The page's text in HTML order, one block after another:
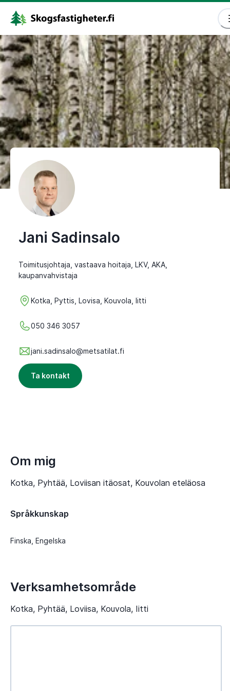
Jani Sadinsalo
Toimitusjohtaja, vastaava hoitaja, LKV, AKA,
kaupanvahvistaja
Kotka, Pyttis, Lovisa, Kouvola, Iitti
050 346 3057
jani.sadinsalo@metsatilat.fi
Ta kontakt
Om mig
Kotka, Pyhtää, Loviisan itäosat, Kouvolan eteläosa
Språkkunskap
Finska, Engelska
Verksamhetsområde
Kotka, Pyhtää, Loviisa, Kouvola, Iitti